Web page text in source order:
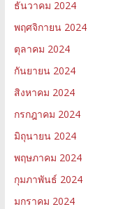
ธันวาคม 2024
พฤศจิกายน 2024
ตุลาคม 2024
กันยายน 2024
สิงหาคม 2024
กรกฎาคม 2024
มิถุนายน 2024
พฤษภาคม 2024
กุมภาพันธ์ 2024
มกราคม 2024